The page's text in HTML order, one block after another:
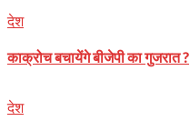
देश
काक्रोच बचायेंगे बीजेपी का गुजरात ?
देश